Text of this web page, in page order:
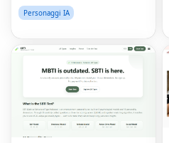
Personaggi IA